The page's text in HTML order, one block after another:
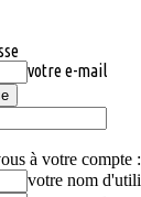
votre e-mail
à votre compte :
votre nom